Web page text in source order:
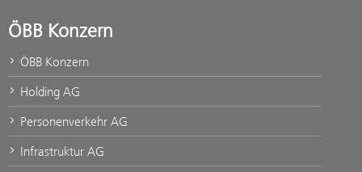
ÖBB Konzern
ÖBB Konzern
Holding AG
Personenverkehr AG
Infrastruktur AG